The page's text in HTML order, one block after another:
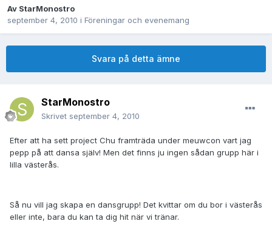
Av StarMonostro
september 4, 2010 i Föreningar och evenemang
Svara på detta ämne
StarMonostro
Skrivet september 4, 2010
Efter att ha sett project Chu framträda under meuwcon vart jag
pepp på att dansa själv! Men det finns ju ingen sådan grupp här i
lilla västerås.
Så nu vill jag skapa en dansgrupp! Det kvittar om du bor i västerås
eller inte, bara du kan ta dig hit när vi tränar.